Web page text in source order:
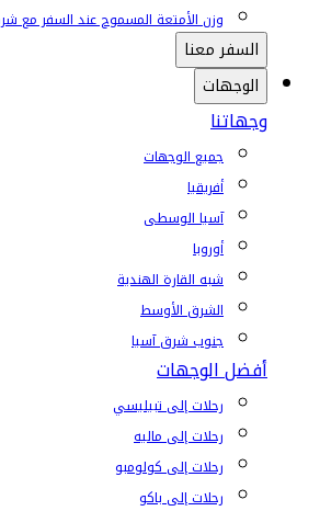
وزن الأمتعة المسموح عند السفر مع
السفر معنا
الوجهات
وجهاتنا
جميع الوجهات
أفريقيا
آسيا الوسطى
أوروبا
شبه القارة الهندية
الشرق الأوسط
جنوب شرق آسيا
أفضل الوجهات
رحلات إلى تبيليسي
رحلات إلى ماليه
رحلات إلى كولومبو
رحلات إلى باكو